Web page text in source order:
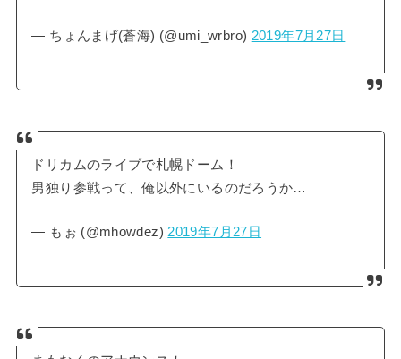
— ちょんまげ(蒼海) (@umi_wrbro) 2019年7月27日
ドリカムのライブで札幌ドーム！
男独り参戦って、俺以外にいるのだろうか…
— もぉ (@mhowdez)2019年7月27日